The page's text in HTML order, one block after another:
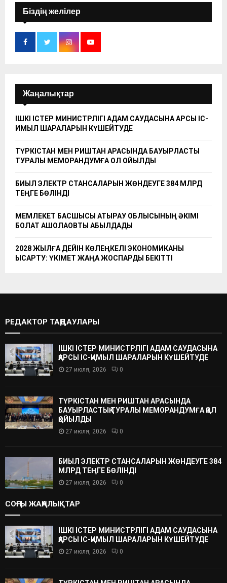
Біздің желілер
Жаңалықтар
ІШКІ ІСТЕР МИНИСТРЛІГІ АДАМ САУДАСЫНА ҚАРСЫ ІС-
ҚИМЫЛ ШАРАЛАРЫН КҮШЕЙТУДЕ
ТҮРКІСТАН МЕН РИШТАН АРАСЫНДА БАУЫРЛАСТЫҚ
ТУРАЛЫ МЕМОРАНДУМҒА ҚОЛ ҚОЙЫЛДЫ
БИЫЛ ЭЛЕКТР СТАНСАЛАРЫН ЖӨНДЕУГЕ 384 МЛРД
ТЕҢГЕ БӨЛІНДІ
МЕМЛЕКЕТ БАСШЫСЫ АТЫРАУ ОБЛЫСЫНЫҢ ӘКІМІ
БОЛАТ АҚШОЛАҚОВТЫ ҚАБЫЛДАДЫ
2028 ЖЫЛҒА ДЕЙІН КӨЛЕҢКЕЛІ ЭКОНОМИКАНЫ
ҚЫСҚАРТУ: ҮКІМЕТ ЖАҢА ЖОСПАРДЫ БЕКІТТІ
РЕДАКТОР ТАҢДАУЛАРЫ
ІШКІ ІСТЕР МИНИСТРЛІГІ АДАМ САУДАСЫНА
ҚАРСЫ ІС-ҚИМЫЛ ШАРАЛАРЫН КҮШЕЙТУДЕ
27 июля, 2026 0
ТҮРКІСТАН МЕН РИШТАН АРАСЫНДА
БАУЫРЛАСТЫҚ ТУРАЛЫ МЕМОРАНДУМҒА ҚОЛ
ҚОЙЫЛДЫ
27 июля, 2026 0
БИЫЛ ЭЛЕКТР СТАНСАЛАРЫН ЖӨНДЕУГЕ 384
МЛРД ТЕҢГЕ БӨЛІНДІ
27 июля, 2026 0
СОҢҒЫ ЖАҢАЛЫҚТАР
ІШКІ ІСТЕР МИНИСТРЛІГІ АДАМ САУДАСЫНА
ҚАРСЫ ІС-ҚИМЫЛ ШАРАЛАРЫН КҮШЕЙТУДЕ
27 июля, 2026 0